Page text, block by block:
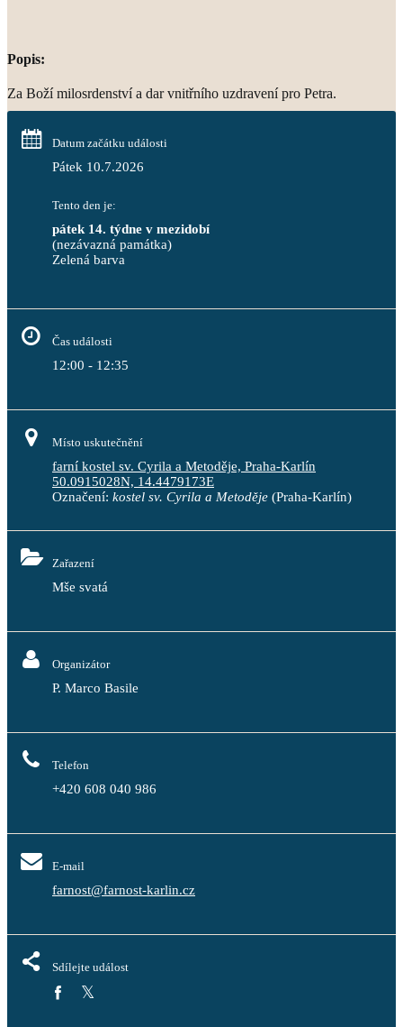
Popis:
Za Boží milosrdenství a dar vnitřního uzdravení pro Petra.
Datum začátku události
Pátek 10.7.2026
Tento den je:
pátek 14. týdne v mezidobí
(nezávazná památka)
Zelená barva
Čas události
12:00 - 12:35
Místo uskutečnění
farní kostel sv. Cyrila a Metoděje, Praha-Karlín
50.0915028N, 14.4479173E
Označení: kostel sv. Cyrila a Metoděje (Praha-Karlín)
Zařazení
Mše svatá
Organizátor
P. Marco Basile
Telefon
+420 608 040 986
E-mail
farnost@farnost-karlin.cz
Sdílejte událost